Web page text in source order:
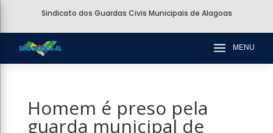
Sindicato dos Guardas Civis Municipais de Alagoas
a MENU
Homem é preso pela
guarda municipal de